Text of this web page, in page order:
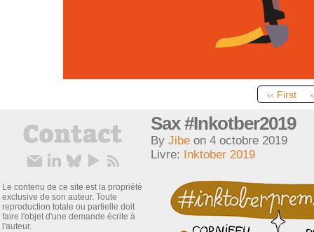
‹‹ First
Le contenu de ce site est la propriété
exclusive de son auteur. Toute
reproduction totale ou partielle doit
faire l'objet d'une demande écrite à
l'auteur.
Sax #Inkotber2019
By Jibe on 4 octobre 2019
Livre: Inktober 2019